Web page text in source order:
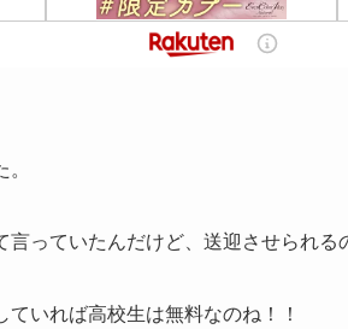
っていたんだけど、送迎させられ
いれば高校生は無料なのね！！